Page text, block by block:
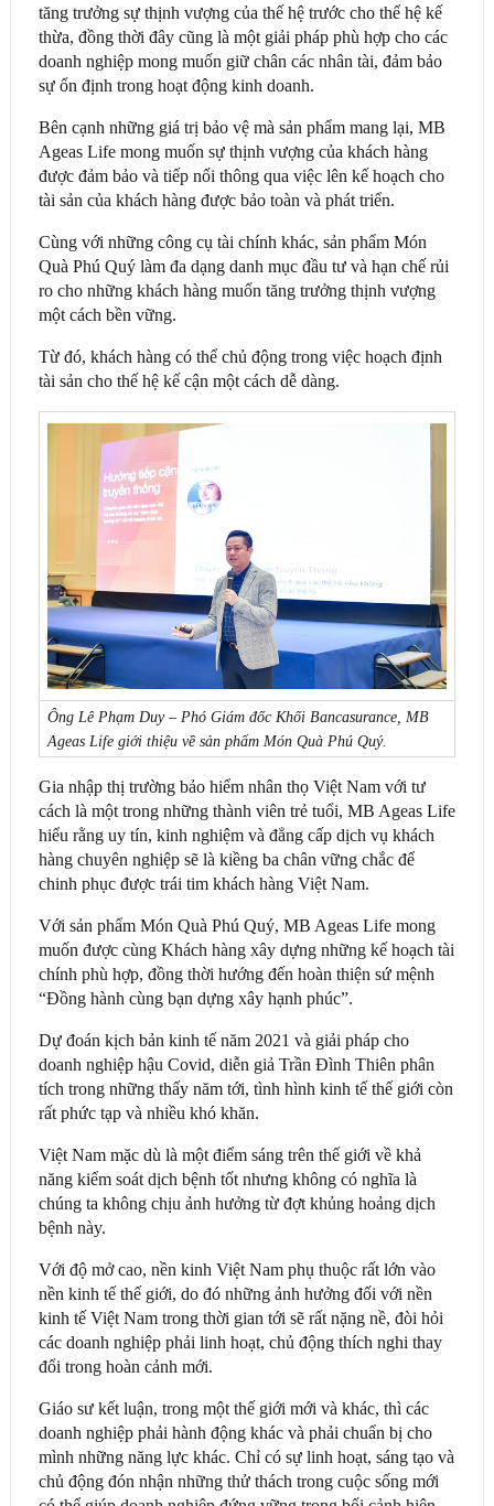
tăng trưởng sự thịnh vượng của thế hệ trước cho thế hệ kế
thừa, đồng thời đây cũng là một giải pháp phù hợp cho các
doanh nghiệp mong muốn giữ chân các nhân tài, đảm bảo
sự ổn định trong hoạt động kinh doanh.
Bên cạnh những giá trị bảo vệ mà sản phẩm mang lại, MB
Ageas Life mong muốn sự thịnh vượng của khách hàng
được đảm bảo và tiếp nối thông qua việc lên kế hoạch cho
tài sản của khách hàng được bảo toàn và phát triển.
Cùng với những công cụ tài chính khác, sản phẩm Món
Quà Phú Quý làm đa dạng danh mục đầu tư và hạn chế rủi
ro cho những khách hàng muốn tăng trưởng thịnh vượng
một cách bền vững.
Từ đó, khách hàng có thể chủ động trong việc hoạch định
tài sản cho thế hệ kế cận một cách dễ dàng.
Ông Lê Phạm Duy – Phó Giám đốc Khối Bancasurance, MB
Ageas Life giới thiệu về sản phẩm Món Quà Phú Quý.
Gia nhập thị trường bảo hiểm nhân thọ Việt Nam với tư
cách là một trong những thành viên trẻ tuổi, MB Ageas Life
hiểu rằng uy tín, kinh nghiệm và đẳng cấp dịch vụ khách
hàng chuyên nghiệp sẽ là kiềng ba chân vững chắc để
chinh phục được trái tim khách hàng Việt Nam.
Với sản phẩm Món Quà Phú Quý, MB Ageas Life mong
muốn được cùng Khách hàng xây dựng những kế hoạch tài
chính phù hợp, đồng thời hướng đến hoàn thiện sứ mệnh
“Đồng hành cùng bạn dựng xây hạnh phúc”.
Dự đoán kịch bản kinh tế năm 2021 và giải pháp cho
doanh nghiệp hậu Covid, diễn giả Trần Đình Thiên phân
tích trong những thấy năm tới, tình hình kinh tế thế giới còn
rất phức tạp và nhiều khó khăn.
Việt Nam mặc dù là một điểm sáng trên thế giới về khả
năng kiểm soát dịch bệnh tốt nhưng không có nghĩa là
chúng ta không chịu ảnh hưởng từ đợt khủng hoảng dịch
bệnh này.
Với độ mở cao, nền kinh Việt Nam phụ thuộc rất lớn vào
nền kinh tế thế giới, do đó những ảnh hưởng đối với nền
kinh tế Việt Nam trong thời gian tới sẽ rất nặng nề, đòi hỏi
các doanh nghiệp phải linh hoạt, chủ động thích nghi thay
đổi trong hoàn cảnh mới.
Giáo sư kết luận, trong một thế giới mới và khác, thì các
doanh nghiệp phải hành động khác và phải chuẩn bị cho
mình những năng lực khác. Chỉ có sự linh hoạt, sáng tạo và
chủ động đón nhận những thử thách trong cuộc sống mới